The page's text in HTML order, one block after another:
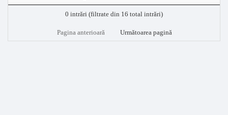
0 intrări (filtrate din 16 total intrări)
Pagina anterioară Următoarea pagină